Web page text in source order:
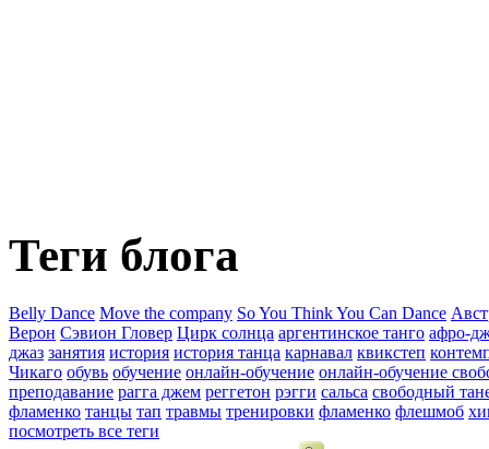
Теги блога
Belly Dance Move the company So You Think You Can Dance
Верон Сэвион Гловер Цирк солнца аргентинское танго афро-
джаз занятия история история танца карнавал квикстеп
Чикаго обувь обучение онлайн-обучение онлайн-обучение
преподавание рагга джем реггетон рэгги сальса свободный
фламенко танцы тап травмы тренировки фламенко флешмоб
посмотреть все теги